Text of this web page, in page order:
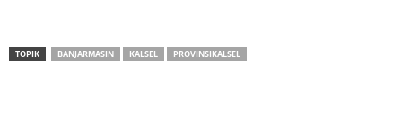
TOPIK BANJARMASIN KALSEL PROVINSIKALSEL